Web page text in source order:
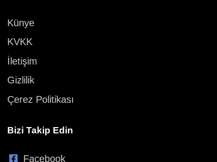
Künye
KVKK
İletişim
Gizlilik
Çerez Politikası
Bizi Takip Edin
Facebook